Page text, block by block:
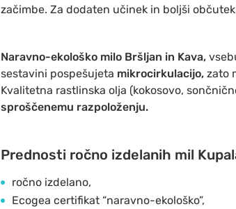
začimbe. Za dodaten učinek in boljši
Naravno-ekološko milo Bršljan in Kava,
sestavini pospešujeta mikrocirkulacijo, zato
Kvalitetna rastlinska olja (kokosovo,
sproščenemu razpoloženju.
Prednosti ročno izdelanih mil
ročno izdelano,
Ecogea certifikat “naravno-ekološko”,